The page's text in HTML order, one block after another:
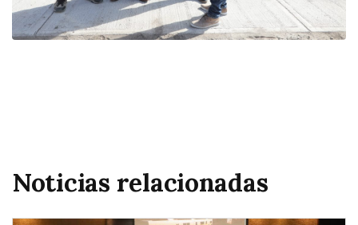
Noticias relacionadas